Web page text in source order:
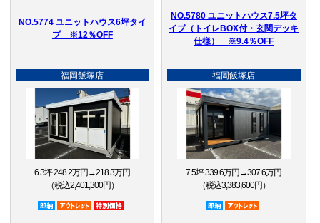
NO.5774 ユニットハウス6坪タイ
プ ※12％OFF
福岡飯塚店
6.3坪 248.2万円→218.3万円
（税込2,401,300円）
即納品
アウトレット品
NO.5780 ユニットハウス7.5坪タ
イプ（トイレBOX付・玄関デッキ
仕様） ※9.4％OFF
福岡飯塚店
7.5坪 339.6万円→307.6万円
（税込3,383,600円）
即納品